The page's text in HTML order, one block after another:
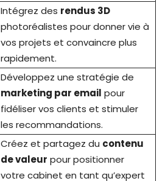
Intégrez des rendus 3D
photoréalistes pour donner vie à
vos projets et convaincre plus
rapidement.
Développez une stratégie de
marketing par email pour
fidéliser vos clients et stimuler
les recommandations.
Créez et partagez du contenu
de valeur pour positionner
votre cabinet en tant qu’expert